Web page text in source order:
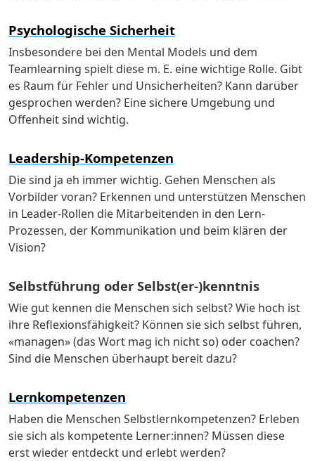
Psychologische Sicherheit
Insbesondere bei den Mental Models und dem
Teamlearning spielt diese m. E. eine wichtige Rolle. Gibt
es Raum für Fehler und Unsicherheiten? Kann darüber
gesprochen werden? Eine sichere Umgebung und
Offenheit sind wichtig.
Leadership-Kompetenzen
Die sind ja eh immer wichtig. Gehen Menschen als
Vorbilder voran? Erkennen und unterstützen Menschen
in Leader-Rollen die Mitarbeitenden in den Lern-
Prozessen, der Kommunikation und beim klären der
Vision?
Selbstführung oder Selbst(er-)kenntnis
Wie gut kennen die Menschen sich selbst? Wie hoch ist
ihre Reflexionsfähigkeit? Können sie sich selbst führen,
«managen» (das Wort mag ich nicht so) oder coachen?
Sind die Menschen überhaupt bereit dazu?
Lernkompetenzen
Haben die Menschen Selbstlernkompetenzen? Erleben
sie sich als kompetente Lerner:innen? Müssen diese
erst wieder entdeckt und erlebt werden?